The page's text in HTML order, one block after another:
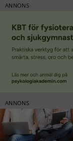
ANNONS
ANNONS